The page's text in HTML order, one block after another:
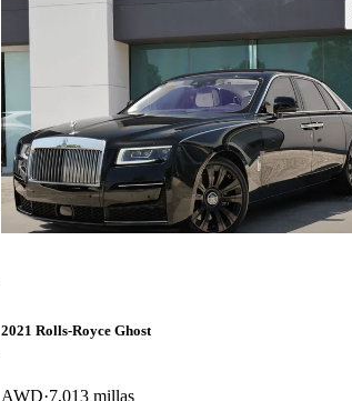
2021 Rolls-Royce Ghost
AWD 7,013 millas